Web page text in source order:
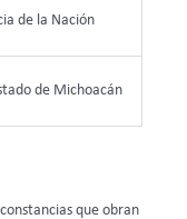
de la Nación
de Michoacán
que obran